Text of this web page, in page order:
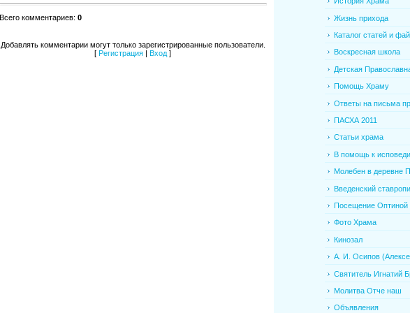
Всего комментариев: 0
Добавлять комментарии могут только зарегистрированные пользователи.
[ Регистрация Вход ]
Жизнь прихода
Каталог статей и
Воскресная школа
Детская
Помощь Храму
Ответы на письма
ПАСХА 2011
Статьи храма
В помощь к исповеди
Молебен в деревне
Введенский
Посещение Оптиной
Фото Храма
Кинозал
А. И. Осипов
Святитель Игнатий
Молитва Отче наш
Объявления